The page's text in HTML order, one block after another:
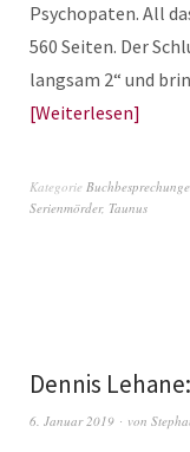
Psychopaten. All
560 Seiten. Der
langsam 2“ und
Weiterlesen
Kategorie
Serienmörder, Taunus
Dennis
6. Januar 2019 von